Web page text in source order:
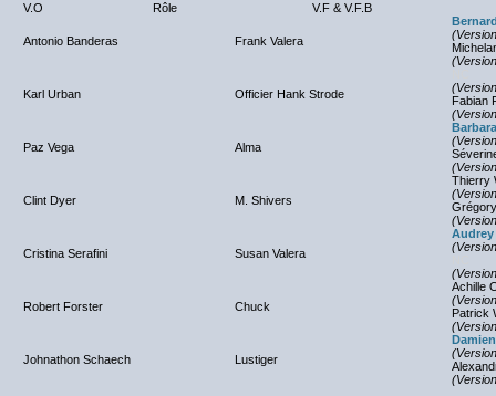
V.O Rôle V.F & V.F.B
Antonio Banderas Frank Valera
Karl Urban Officier Hank Strode
Fabian
Paz Vega Alma
Clint Dyer M. Shivers
Thierry
Cristina Serafini Susan Valera
Robert Forster Chuck
Achille
Patrick
Johnathon Schaech Lustiger